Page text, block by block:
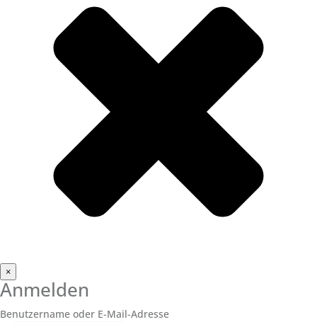
×
Anmelden
Benutzername oder E-Mail-Adresse